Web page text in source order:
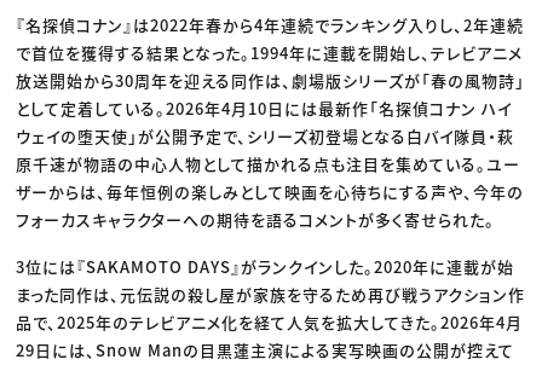
『名探偵コナン』は2022年春から4年連続でランキング入りし、2年連続
で首位を獲得する結果となった。1994年に連載を開始し、テレビアニメ
放送開始から30周年を迎える同作は、劇場版シリーズが「春の風物詩」
として定着している。2026年4月10日には最新作「名探偵コナン ハイ
ウェイの堕天使」が公開予定で、シリーズ初登場となる白バイ隊員・萩
原千速が物語の中心人物として描かれる点も注目を集めている。ユー
ザーからは、毎年恒例の楽しみとして映画を心待ちにする声や、今年の
フォーカスキャラクターへの期待を語るコメントが多く寄せられた。
3位には『SAKAMOTO DAYS』がランクインした。2020年に連載が始
まった同作は、元伝説の殺し屋が家族を守るため再び戦うアクション作
品で、2025年のテレビアニメ化を経て人気を拡大してきた。2026年4月
29日には、Snow Manの目黒蓮主演による実写映画の公開が控えて